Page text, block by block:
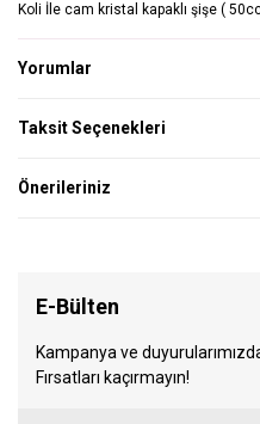
Koli İle cam kristal kapaklı şişe (
Yorumlar
Taksit Seçenekleri
Önerileriniz
E-Bülten
Kampanya ve
Fırsatları kaçırmayın!